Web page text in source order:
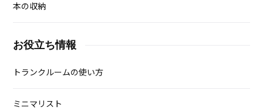
本の収納
お役立ち情報
トランクルームの使い方
ミニマリスト